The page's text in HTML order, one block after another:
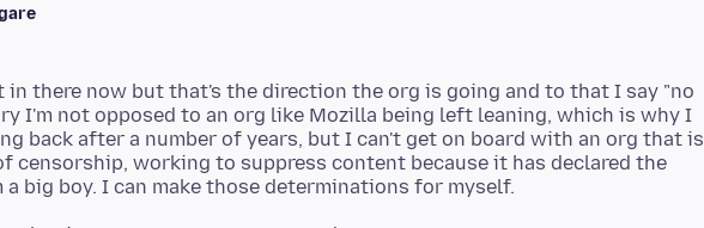
in there now but that's the direction the org is going and to that I say "no
I'm not opposed to an org like Mozilla being left leaning, which is why I
back after a number of years, but I can't get on board with an org that is
censorship, working to suppress content because it has declared the